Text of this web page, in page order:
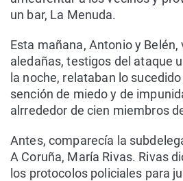
un bar, La Menuda.
Esta mañana, Antonio y
aledañas, testigos del ataque
la noche, relataban lo
sención de miedo y de
alrrededor de cien miembros
Antes, comparecía la
A Coruña, María Rivas. Rivas
los protocolos policiales para